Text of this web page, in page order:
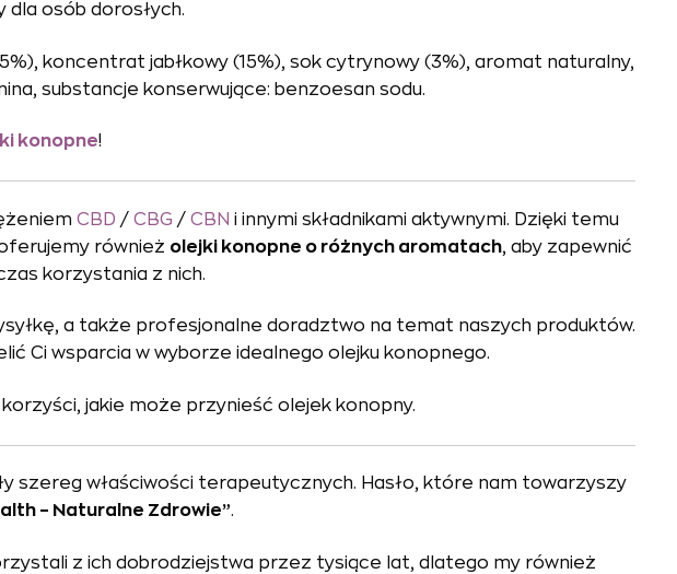
osób dorosłych.
koncentrat jabłkowy (15%), sok cytrynowy (3%), aromat naturalny,
substancje konserwujące: benzoesan sodu.
konopne!
CBD / CBG / CBN i innymi składnikami aktywnymi. Dzięki temu
również olejki konopne o różnych aromatach, aby zapewnić
korzystania z nich.
a także profesjonalne doradztwo na temat naszych produktów.
Ci wsparcia w wyborze idealnego olejku konopnego.
jakie może przynieść olejek konopny.
szereg właściwości terapeutycznych. Hasło, które nam towarzyszy
– Naturalne Zdrowie”.
z ich dobrodziejstwa przez tysiące lat, dlatego my również